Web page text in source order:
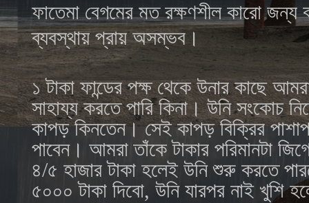
ফাতেমাবেগমের মত রক্ষণশীল কারো জন্য
ব্যবস্থায় প্রায় অসম্ভব।
১ টাকা ফান্ডের পক্ষ থেকে উনার কাছে
সাহায্য করতে পারি কিনা। উনি সংকোচ
কাপড় কিনতেন। সেই কাপড় বিক্রির
পাবেন। আমরা তাঁকে টাকার পরিমানটা
৪/৫ হাজার টাকা হলেই উনি শুরু করতে
৫০০০ টাকা দিবো, উনি যারপর নাই খুশি